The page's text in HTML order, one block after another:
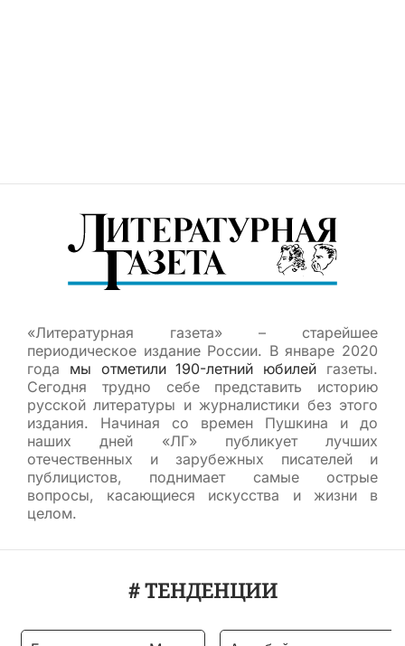
«Литературная газета» – старейшее
периодическое издание России. В январе 2020
года мы отметили 190-летний юбилей газеты.
Сегодня трудно себе представить историю
русской литературы и журналистики без этого
издания. Начиная со времен Пушкина и до
наших дней «ЛГ» публикует лучших
отечественных и зарубежных писателей и
публицистов, поднимает самые острые
вопросы, касающиеся искусства и жизни в
целом.
# ТЕНДЕНЦИИ